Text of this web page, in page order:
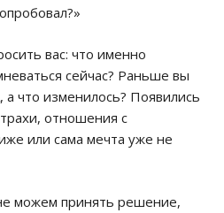
вас: что именно
сейчас? Раньше вы
что изменилось? Появились
отношения с
или сама мечта уже не
можем принять решение,